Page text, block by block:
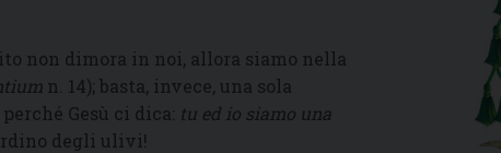
non dimora in noi, allora siamo nella
n. 14); basta, invece, una sola
Gesù ci dica: tu ed io siamo una
degli ulivi!